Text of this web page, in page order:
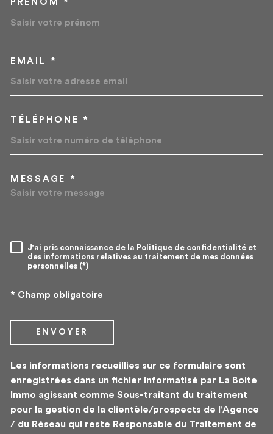
PRÉNOM *
EMAIL *
TÉLÉPHONE *
MESSAGE *
RÈGLEMENTATION
J'ai pris connaissance de la Politique de confidentialité et
des informations relatives au traitement de mes données
personnelles (*)
* Champ obligatoire
ENVOYER
Les informations recueillies sur ce formulaire sont
enregistrées dans un fichier informatisé par La Boite
Immo agissant comme Sous-traitant du traitement
pour la gestion de la clientèle/prospects de l'Agence
/ du Réseau qui reste Responsable du Traitement de